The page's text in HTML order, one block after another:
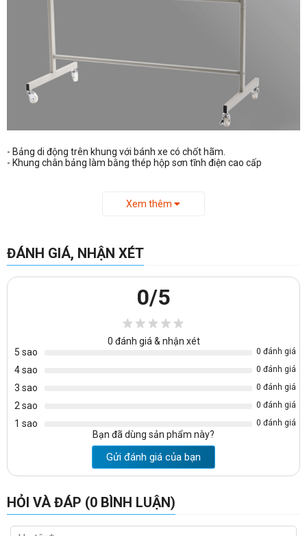
- Bảng di động trên khung với bánh xe có chốt hãm.
- Khung chân bảng làm bằng thép hộp sơn tĩnh điện cao cấp
+ Độ bền cao, không gây dị ứng.
+ Bề mặt được bọc bằng lớpvải thô có nhiều màu sắc phong phú
Xem thêm
ĐÁNH GIÁ, NHẬN XÉT
0/5
0 đánh giá & nhận xét
5 sao
0 đánh giá
4 sao 0 đánh giá
3 sao 0 đánh giá
2 sao 0 đánh giá
1 sao 0 đánh giá
Bạn đã dùng sản phẩm này?
Gửi đánh giá của bạn
HỎI VÀ ĐÁP (0 BÌNH LUẬN)